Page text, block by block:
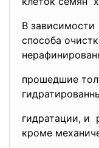
В зависимости
способа
прошедшие
гидратации, и
кроме